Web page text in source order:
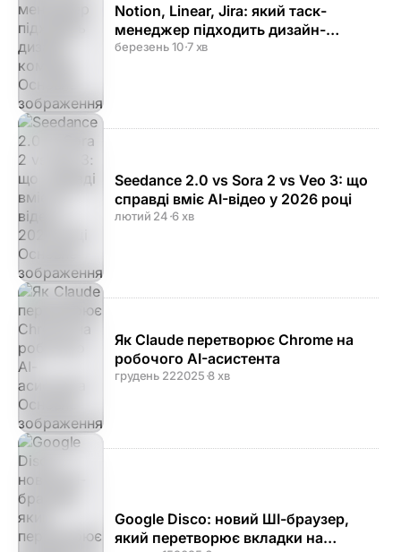
Notion, Linear, Jira: який таск-
менеджер підходить дизайн-
команді
березень 10·7 хв
Seedance 2.0 vs Sora 2 vs Veo 3: що
справді вміє AI-відео у 2026 році
лютий 24·6 хв
Як Claude перетворює Chrome на
робочого AI-асистента
грудень 222025·8 хв
Google Disco: новий ШІ-браузер,
який перетворює вкладки на